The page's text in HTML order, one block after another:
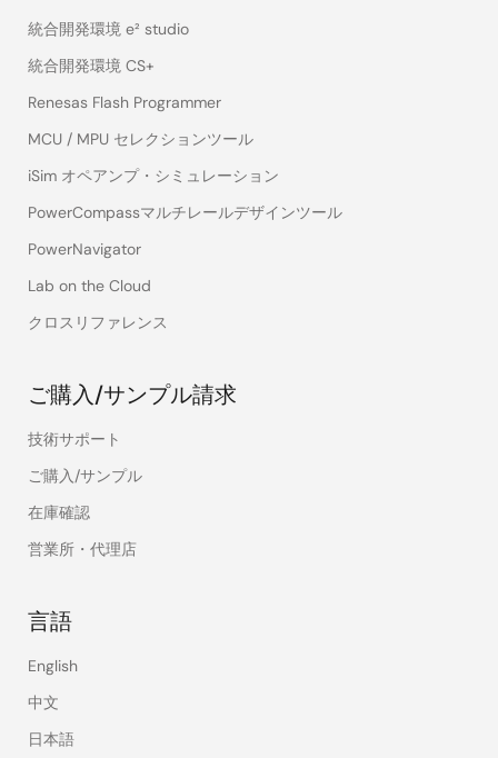
統合開発環境 e² studio
統合開発環境 CS+
Renesas Flash Programmer
MCU / MPU セレクションツール
iSim オペアンプ・シミュレーション
PowerCompassマルチレールデザインツール
PowerNavigator
Lab on the Cloud
クロスリファレンス
ご購入/サンプル請求
技術サポート
ご購入/サンプル
在庫確認
営業所・代理店
言語
English
中文
日本語